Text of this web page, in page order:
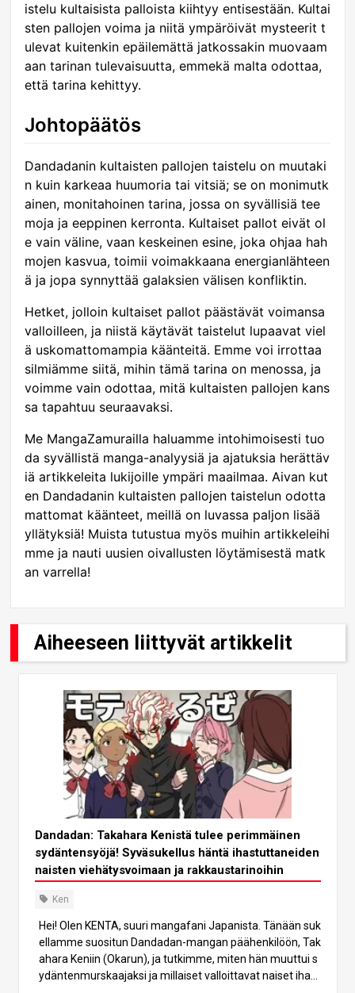
istelu kultaisista palloista kiihtyy entisestään. Kultai
sten pallojen voima ja niitä ympäröivät mysteerit t
ulevat kuitenkin epäilemättä jatkossakin muovaam
aan tarinan tulevaisuutta, emmekä malta odottaa,
että tarina kehittyy.
Johtopäätös
Dandadanin kultaisten pallojen taistelu on muutaki
n kuin karkeaa huumoria tai vitsiä; se on monimutk
ainen, monitahoinen tarina, jossa on syvällisiä tee
moja ja eeppinen kerronta. Kultaiset pallot eivät ol
e vain väline, vaan keskeinen esine, joka ohjaa hah
mojen kasvua, toimii voimakkaana energianlähteen
ä ja jopa synnyttää galaksien välisen konfliktin.
Hetket, jolloin kultaiset pallot päästävät voimansa
valloilleen, ja niistä käytävät taistelut lupaavat viel
ä uskomattomampia käänteitä. Emme voi irrottaa
silmiämme siitä, mihin tämä tarina on menossa, ja
voimme vain odottaa, mitä kultaisten pallojen kans
sa tapahtuu seuraavaksi.
Me MangaZamurailla haluamme intohimoisesti tuo
da syvällistä manga-analyysiä ja ajatuksia herättäv
iä artikkeleita lukijoille ympäri maailmaa. Aivan kut
en Dandadanin kultaisten pallojen taistelun odotta
mattomat käänteet, meillä on luvassa paljon lisää
yllätyksiä! Muista tutustua myös muihin artikkeleihi
mme ja nauti uusien oivallusten löytämisestä matk
an varrella!
Aiheeseen liittyvät artikkelit
Dandadan: Takahara Kenistä tulee perimmäinen
sydäntensyöjä! Syväsukellus häntä ihastuttaneiden
naisten viehätysvoimaan ja rakkaustarinoihin
Ken
Hei! Olen KENTA, suuri mangafani Japanista. Tänään suk
ellamme suositun Dandadan-mangan päähenkilöön, Tak
ahara Keniin (Okarun), ja tutkimme, miten hän muuttui s
ydäntenmurskaajaksi ja millaiset valloittavat naiset ihast